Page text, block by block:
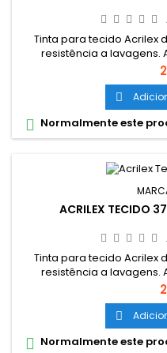
Tinta para tecido Acrilex
resistência a lavagens.
cobertura e sua fixção é a
são miscíveis entre si.
aplicada com pincel,
algodão sem goma (não

 Normalmente este
ACRILEX TECIDO
Tinta para tecido Acrilex
resistência a lavagens.
cobertura e sua fixção é a
são miscíveis entre si.
aplicada com pincel,
algodão sem goma (não

 Normalmente este